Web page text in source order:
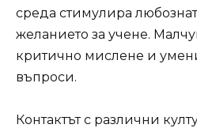
среда стимулира
желанието за учене.
критично мислене и
въпроси.
Контактът с различни